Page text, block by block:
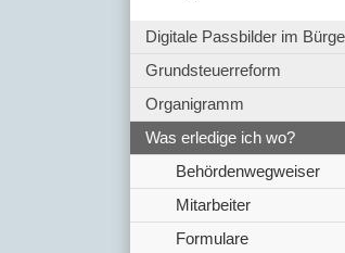
Digitale Passbilder im
Grundsteuerreform
Organigramm
Was erledige ich wo?
Behördenwegweiser
Mitarbeiter
Formulare